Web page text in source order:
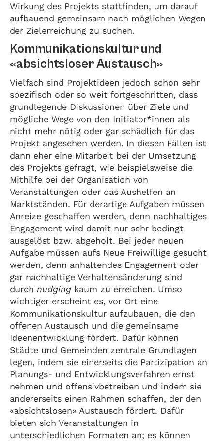
Wirkung des Projekts stattfinden, um darauf
aufbauend gemeinsam nach möglichen Wegen
der Zielerreichung zu suchen.
Kommunikationskultur und
«absichtsloser Austausch»
Vielfach sind Projektideen jedoch schon sehr
spezifisch oder so weit fortgeschritten, dass
grundlegende Diskussionen über Ziele und
mögliche Wege von den Initiator*innen als
nicht mehr nötig oder gar schädlich für das
Projekt angesehen werden. In diesen Fällen ist
dann eher eine Mitarbeit bei der Umsetzung
des Projekts gefragt, wie beispielsweise die
Mithilfe bei der Organisation von
Veranstaltungen oder das Aushelfen an
Marktständen. Für derartige Aufgaben müssen
Anreize geschaffen werden, denn nachhaltiges
Engagement wird damit nur sehr bedingt
ausgelöst bzw. abgeholt. Bei jeder neuen
Aufgabe müssen aufs Neue Freiwillige gesucht
werden, denn anhaltendes Engagement oder
gar nachhaltige Verhaltensänderung sind
durch nudging kaum zu erreichen. Umso
wichtiger erscheint es, vor Ort eine
Kommunikationskultur aufzubauen, die den
offenen Austausch und die gemeinsame
Ideenentwicklung fördert. Dafür können
Städte und Gemeinden zentrale Grundlagen
legen, indem sie einerseits die Partizipation an
Planungs- und Entwicklungsverfahren ernst
nehmen und offensivbetreiben und indem sie
andererseits einen Rahmen schaffen, der den
«absichtslosen» Austausch fördert. Dafür
bieten sich Veranstaltungen in
unterschiedlichen Formaten an; es können